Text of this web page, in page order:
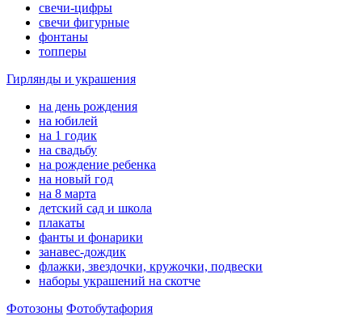
свечи-цифры
свечи фигурные
фонтаны
топперы
Гирлянды и украшения
на день рождения
на юбилей
на 1 годик
на свадьбу
на рождение ребенка
на новый год
на 8 марта
детский сад и школа
плакаты
фанты и фонарики
занавес-дождик
флажки, звездочки, кружочки, подвески
наборы украшений на скотче
Фотозоны Фотобутафория